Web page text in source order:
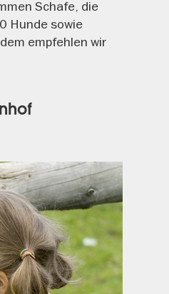
Schafe, die
Hunde sowie
empfehlen wir